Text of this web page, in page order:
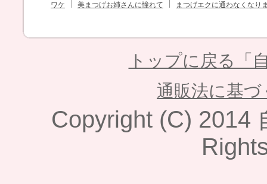
ワケ
美まつげお姉さんに憧れて まつげエクに通わなくなり
トップに戻る「
通販法に基づ
Copyright (C) 2014